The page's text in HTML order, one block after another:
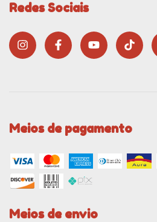
Redes Sociais
Meios de pagamento
Meios de envio